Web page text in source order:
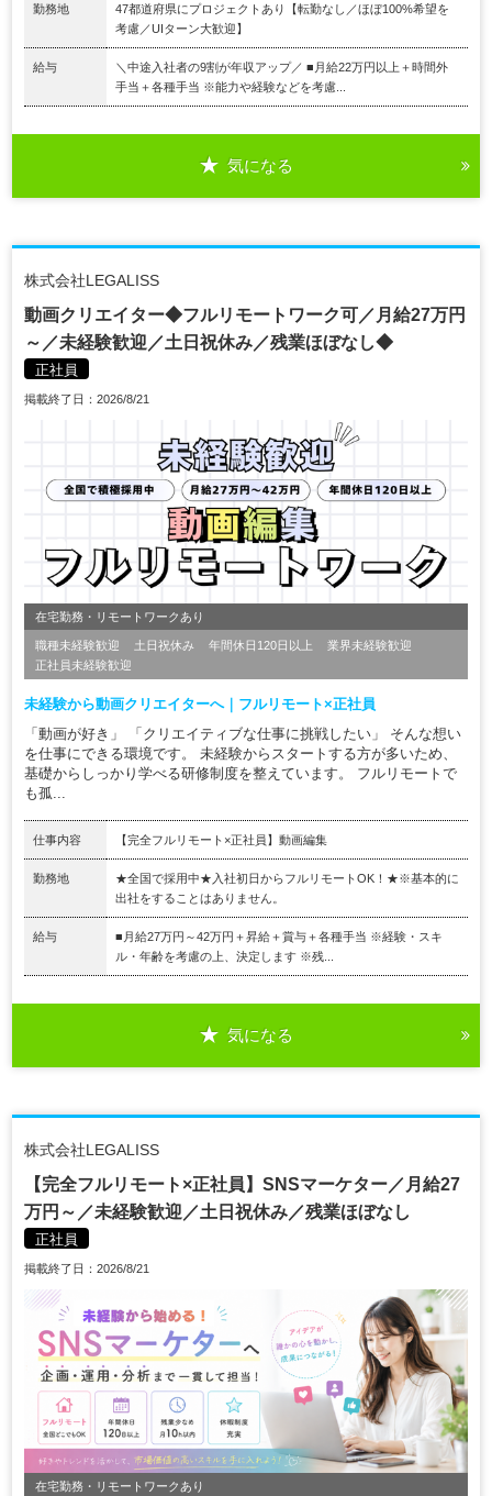
勤務地
47都道府県にプロジェクトあり【転勤なし／ほぼ100%希望を
考慮／UIターン大歓迎】
給与
＼中途入社者の9割が年収アップ／ ■月給22万円以上＋時間外
手当＋各種手当 ※能力や経験などを考慮...
気になる
株式会社LEGALISS
動画クリエイター◆フルリモートワーク可／月給27万円
～／未経験歓迎／土日祝休み／残業ほぼなし◆
正社員
掲載終了日：2026/8/21
在宅勤務・リモートワークあり
職種未経験歓迎 土日祝休み 年間休日120日以上
業界未経験歓迎
正社員未経験歓迎
未経験から動画クリエイターへ｜フルリモート×正社員
「動画が好き」 「クリエイティブな仕事に挑戦したい」 そんな想い
を仕事にできる環境です。 未経験からスタートする方が多いため、
基礎からしっかり学べる研修制度を整えています。 フルリモートで
も孤...
仕事内容 【完全フルリモート×正社員】動画編集
勤務地
★全国で採用中★入社初日からフルリモートOK！★※基本的に
出社をすることはありません。
給与
■月給27万円～42万円＋昇給＋賞与＋各種手当 ※経験・スキ
ル・年齢を考慮の上、決定します ※残...
気になる
株式会社LEGALISS
【完全フルリモート×正社員】SNSマーケター／月給27
万円～／未経験歓迎／土日祝休み／残業ほぼなし
正社員
掲載終了日：2026/8/21
在宅勤務・リモートワークあり